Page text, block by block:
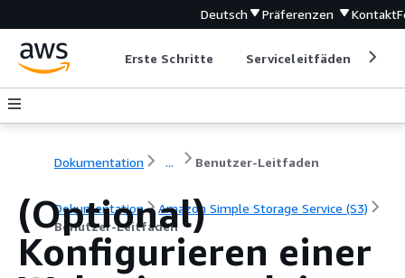
Deutsch Präferenzen Kontakt
Erste Schritte Serviceleitfäden
Dokumentation ... Benutzer-Leitfaden
Dokumentation
Amazon Simple Storage Service (S3)
Benutzer-Leitfaden
(Optional)
Konfigurieren einer